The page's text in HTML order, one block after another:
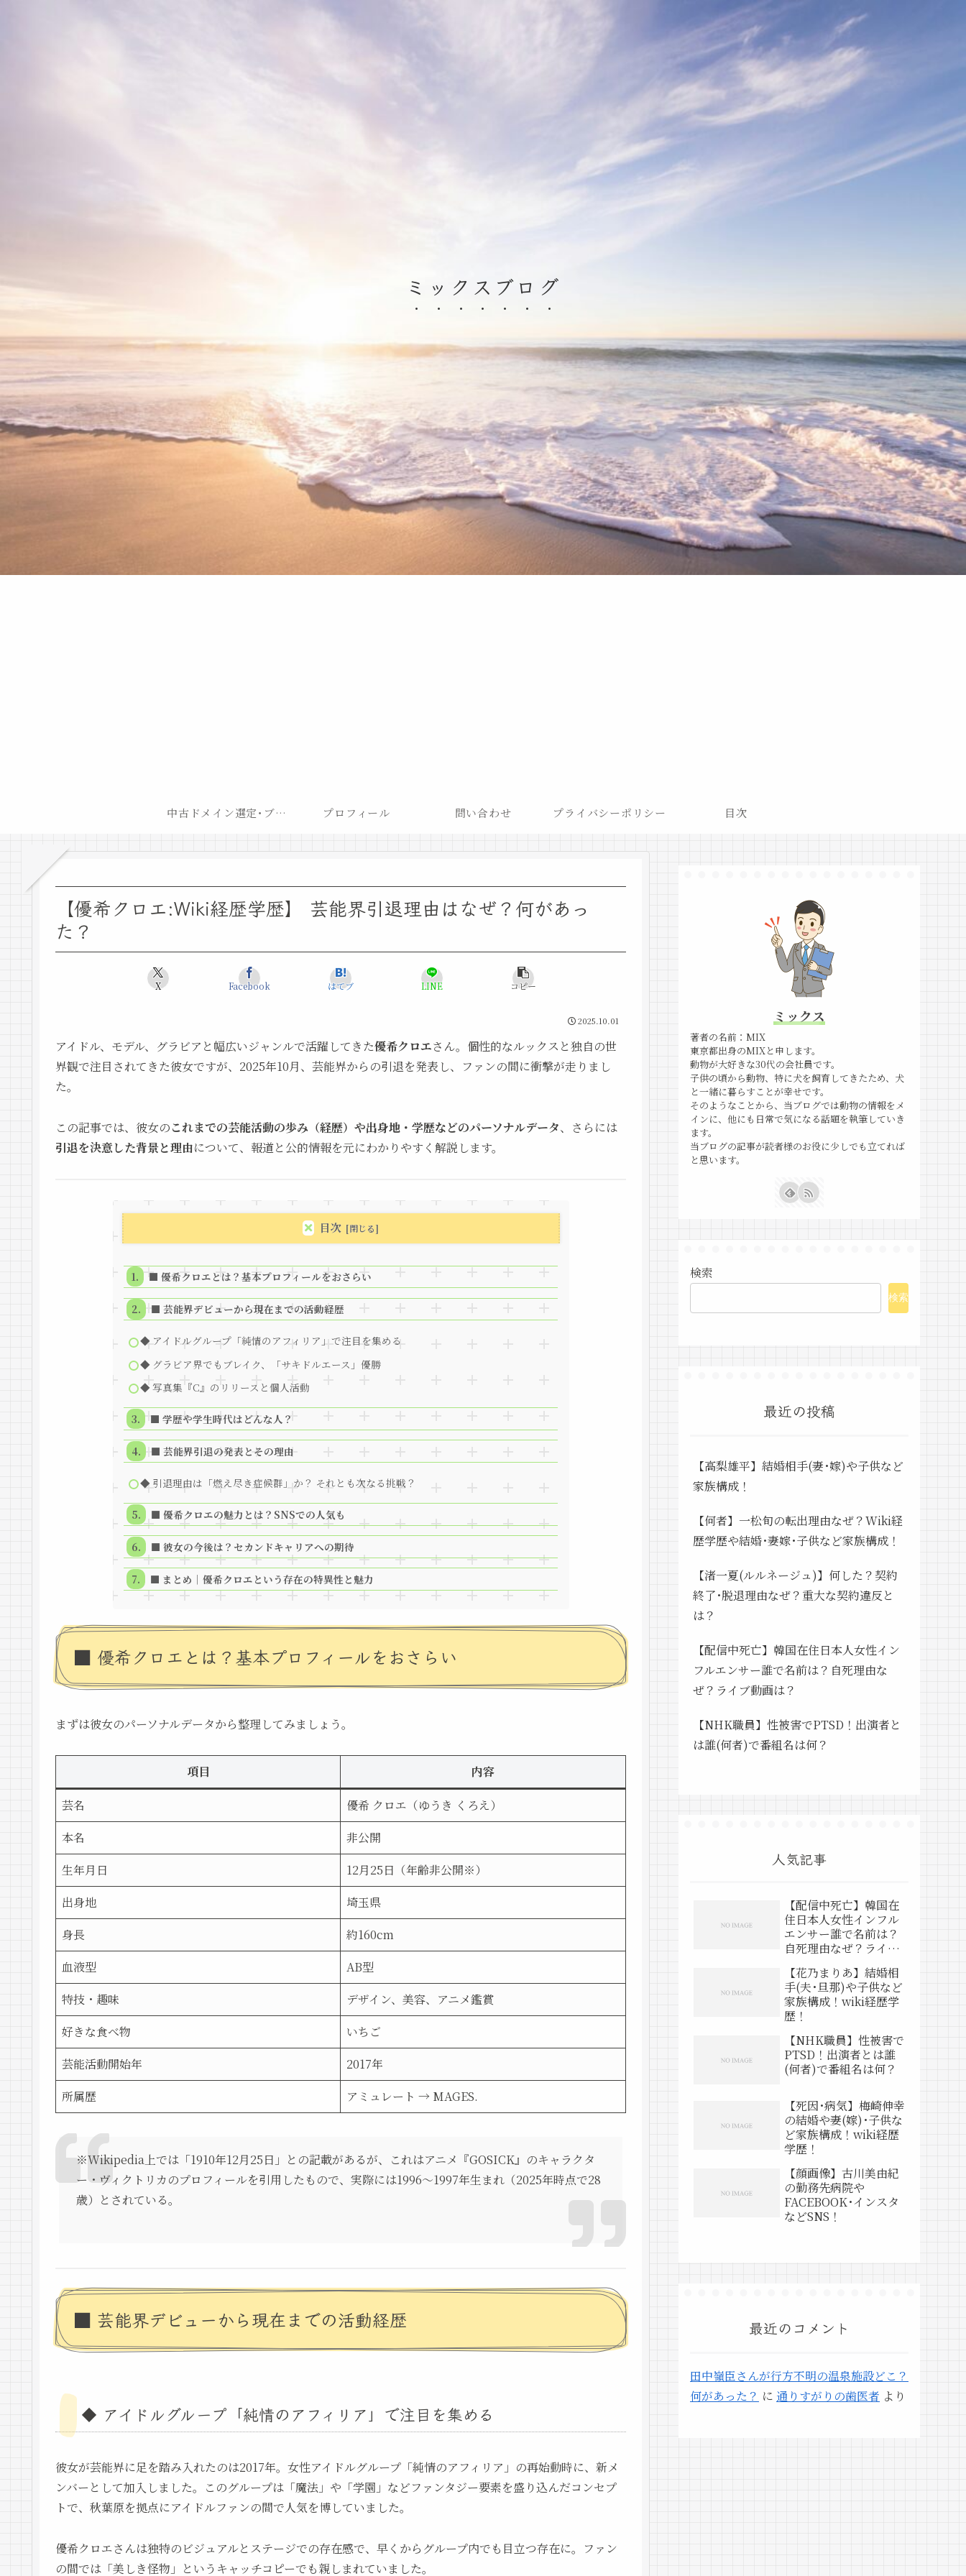
ミックスブログ
中古ドメイン選定･ブログ開設後最短での収益化戦略 プロフィール 問い合わせ プライバシーポリシー 目次
【優希クロエ:Wiki経歴学歴】 芸能界引退理由はなぜ？何があっ
た？
X Facebook はてブ LINE コピー
2025.10.01
アイドル、モデル、グラビアと幅広いジャンルで活躍してきた優希クロエさん。個性的なルックスと独自の世
界観で注目されてきた彼女ですが、2025年10月、芸能界からの引退を発表し、ファンの間に衝撃が走りまし
た。
この記事では、彼女のこれまでの芸能活動の歩み（経歴）や出身地・学歴などのパーソナルデータ、さらには
引退を決意した背景と理由について、報道と公的情報を元にわかりやすく解説します。
目次
■ 優希クロエとは？基本プロフィールをおさらい
■ 芸能界デビューから現在までの活動経歴
◆ アイドルグループ「純情のアフィリア」で注目を集める
◆ グラビア界でもブレイク、「サキドルエース」優勝
◆ 写真集『C』のリリースと個人活動
■ 学歴や学生時代はどんな人？
■ 芸能界引退の発表とその理由
◆ 引退理由は「燃え尽き症候群」か？ それとも次なる挑戦？
■ 優希クロエの魅力とは？SNSでの人気も
■ 彼女の今後は？セカンドキャリアへの期待
■ まとめ｜優希クロエという存在の特異性と魅力
■ 優希クロエとは？基本プロフィールをおさらい
まずは彼女のパーソナルデータから整理してみましょう。
項目 内容
芸名
優希 クロエ（ゆうき くろえ）
本名
非公開
生年月日
12月25日（年齢非公開※）
出身地
埼玉県
身長
約160cm
血液型
AB型
特技・趣味
デザイン、美容、アニメ鑑賞
好きな食べ物
いちご
芸能活動開始年
2017年
所属歴
アミュレート → MAGES.
※Wikipedia上では「1910年12月25日」との記載があるが、これはアニメ『GOSICK』のキャラクタ
ー・ヴィクトリカのプロフィールを引用したもので、実際には1996〜1997年生まれ（2025年時点で28
歳）とされている。
■ 芸能界デビューから現在までの活動経歴
◆ アイドルグループ「純情のアフィリア」で注目を集める
彼女が芸能界に足を踏み入れたのは2017年。女性アイドルグループ「純情のアフィリア」の再始動時に、新メ
ンバーとして加入しました。このグループは「魔法」や「学園」などファンタジー要素を盛り込んだコンセプ
トで、秋葉原を拠点にアイドルファンの間で人気を博していました。
優希クロエさんは独特のビジュアルとステージでの存在感で、早くからグループ内でも目立つ存在に。ファン
の間では「美しき怪物」というキャッチコピーでも親しまれていました。
ミックス
著者の名前：MIX
東京都出身のMIXと申します。
動物が大好きな30代の会社員です。
子供の頃から動物、特に犬を飼育してきたため、犬
と一緒に暮らすことが幸せです。
そのようなことから、当ブログでは動物の情報をメ
インに、他にも日常で気になる話題を執筆していき
ます。
当ブログの記事が読者様のお役に少しでも立てれば
と思います。
検索
検索
最近の投稿
【高梨雄平】結婚相手(妻･嫁)や子供など
家族構成！
【何者】一松旬の転出理由なぜ？Wiki経
歴学歴や結婚･妻嫁･子供など家族構成！
【渚一夏(ルルネージュ)】何した？契約
終了･脱退理由なぜ？重大な契約違反と
は？
【配信中死亡】韓国在住日本人女性イン
フルエンサー誰で名前は？自死理由な
ぜ？ライブ動画は？
【NHK職員】性被害でPTSD！出演者と
は誰(何者)で番組名は何？
人気記事
【配信中死亡】韓国在
住日本人女性インフル
エンサー誰で名前は？
自死理由なぜ？ライブ
【花乃まりあ】結婚相
手(夫･旦那)や子供など
家族構成！wiki経歴学
歴！
【NHK職員】性被害で
PTSD！出演者とは誰
(何者)で番組名は何？
【死因･病気】梅崎伸幸
の結婚や妻(嫁)･子供な
ど家族構成！wiki経歴
学歴！
【顔画像】古川美由紀
の勤務先病院や
FACEBOOK･インスタ
などSNS！
最近のコメント
田中嶺臣さんが行方不明の温泉施設どこ？
何があった？ に 通りすがりの歯医者 より